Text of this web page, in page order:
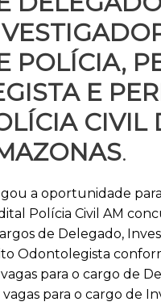
POLÍCIA,
E
CIVIL
.
a oportunidade
Polícia Civil AM
de Delegado,
Odontolegista
para o cargo de
para o cargo de